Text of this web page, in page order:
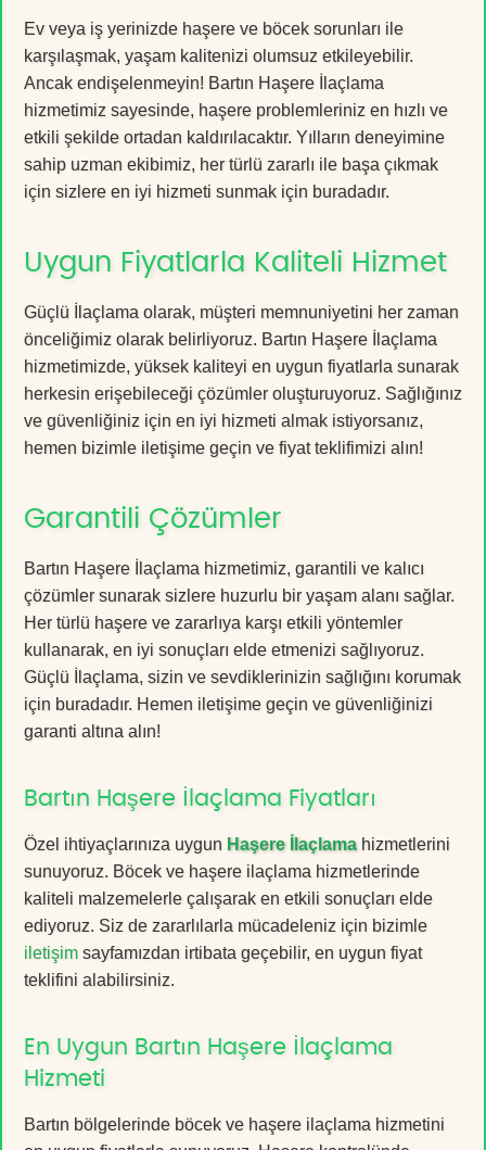
Ev veya iş yerinizde haşere ve böcek sorunları ile
karşılaşmak, yaşam kalitenizi olumsuz etkileyebilir.
Ancak endişelenmeyin! Bartın Haşere İlaçlama
hizmetimiz sayesinde, haşere problemleriniz en hızlı ve
etkili şekilde ortadan kaldırılacaktır. Yılların deneyimine
sahip uzman ekibimiz, her türlü zararlı ile başa çıkmak
için sizlere en iyi hizmeti sunmak için buradadır.
Uygun Fiyatlarla Kaliteli Hizmet
Güçlü İlaçlama olarak, müşteri memnuniyetini her zaman
önceliğimiz olarak belirliyoruz. Bartın Haşere İlaçlama
hizmetimizde, yüksek kaliteyi en uygun fiyatlarla sunarak
herkesin erişebileceği çözümler oluşturuyoruz. Sağlığınız
ve güvenliğiniz için en iyi hizmeti almak istiyorsanız,
hemen bizimle iletişime geçin ve fiyat teklifimizi alın!
Garantili Çözümler
Bartın Haşere İlaçlama hizmetimiz, garantili ve kalıcı
çözümler sunarak sizlere huzurlu bir yaşam alanı sağlar.
Her türlü haşere ve zararlıya karşı etkili yöntemler
kullanarak, en iyi sonuçları elde etmenizi sağlıyoruz.
Güçlü İlaçlama, sizin ve sevdiklerinizin sağlığını korumak
için buradadır. Hemen iletişime geçin ve güvenliğinizi
garanti altına alın!
Bartın Haşere İlaçlama Fiyatları
Özel ihtiyaçlarınıza uygun Haşere İlaçlamahizmetlerini
sunuyoruz. Böcek ve haşere ilaçlama hizmetlerinde
kaliteli malzemelerle çalışarak en etkili sonuçları elde
ediyoruz. Siz de zararlılarla mücadeleniz için bizimle
iletişim sayfamızdan irtibata geçebilir, en uygun fiyat
teklifini alabilirsiniz.
En Uygun Bartın Haşere İlaçlama
Hizmeti
Bartın bölgelerinde böcek ve haşere ilaçlama hizmetini